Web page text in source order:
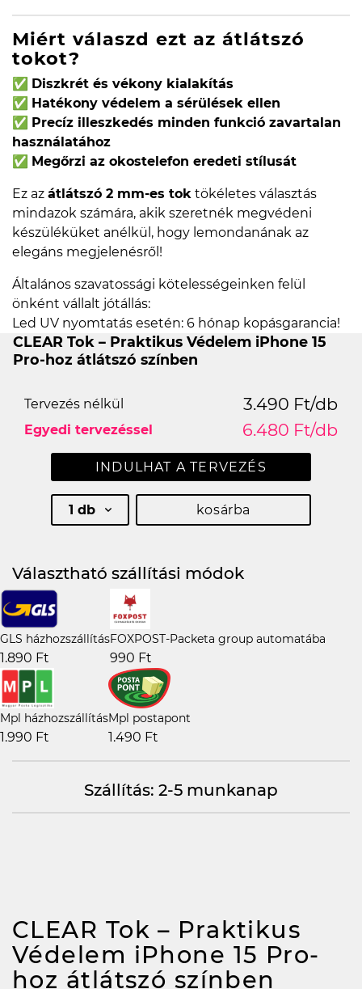
Miért válaszd ezt az átlátszó
tokot?
✅ Diszkrét és vékony kialakítás
✅ Hatékony védelem a sérülések ellen
✅ Precíz illeszkedés minden funkció zavartalan
használatához
✅ Megőrzi az okostelefon eredeti stílusát
Ez az átlátszó 2 mm-es tok tökéletes választás
mindazok számára, akik szeretnék megvédeni
készüléküket anélkül, hogy lemondanának az
elegáns megjelenésről!
Általános szavatossági kötelességeinken felül
önként vállalt jótállás:
Led UV nyomtatás esetén: 6 hónap kopásgarancia!
CLEAR Tok – Praktikus Védelem iPhone 15
Pro-hoz átlátszó színben
Tervezés nélkül 3.490 Ft/db
Egyedi tervezéssel 6.480 Ft/db
INDULHAT A TERVEZÉS
1 db kosárba
Választható szállítási módok
GLS házhozszállítás
1.890 Ft
FOXPOST-Packeta group automatába
990 Ft
Mpl házhozszállítás
1.990 Ft
Mpl postapont
1.490 Ft
Szállítás: 2-5 munkanap
CLEAR Tok – Praktikus
Védelem iPhone 15 Pro-
hoz átlátszó színben